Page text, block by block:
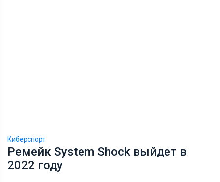
Киберспорт
Ремейк System Shock выйдет в
2022 году